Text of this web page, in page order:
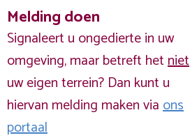
Melding doen
Signaleert u ongedierte in uw
omgeving, maar betreft hetniet
uw eigen terrein? Dan kunt u
hiervan melding maken viaons
portaal